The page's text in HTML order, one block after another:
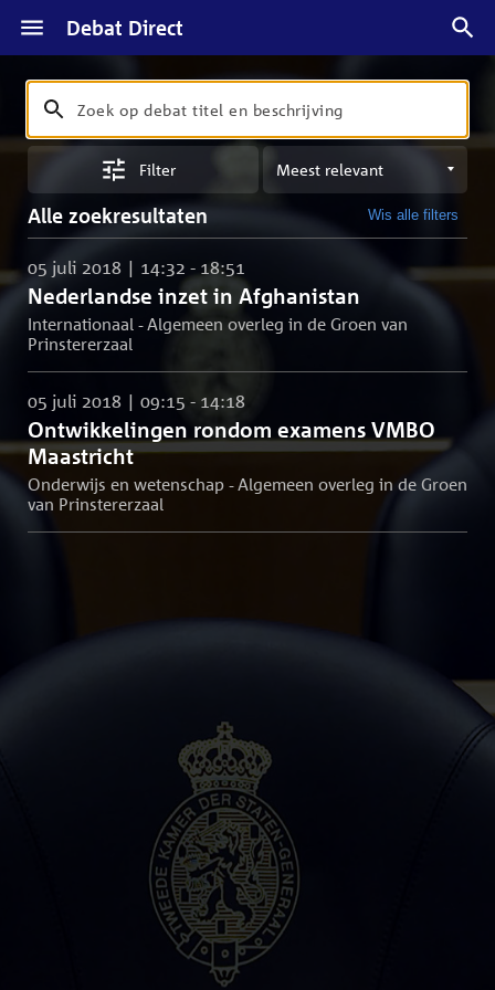
Debat Direct
Zoeken
Zoek
op
en
beschrijving
Filter
Sorteren
op
meest
Alle zoekresultaten Wis alle filters
Nederlandse inzet in Afghanistan
05 juli 2018 | 14:32 - 18:51
Internationaal - Algemeen overleg in de Groen van
Prinstererzaal
Ontwikkelingen rondom examens VMBO
Maastricht
05 juli 2018 | 09:15 - 14:18
Onderwijs en wetenschap - Algemeen overleg in de Groen
van Prinstererzaal